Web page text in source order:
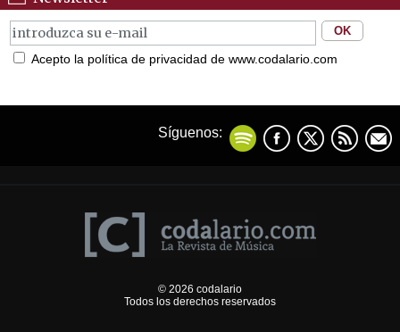
Acepto la política de privacidad de www.codalario.com
Síguenos:
© 2026 codalario
Todos los derechos reservados